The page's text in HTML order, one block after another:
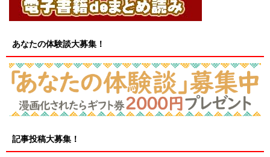
あなたの体験談大募集！
記事投稿大募集！